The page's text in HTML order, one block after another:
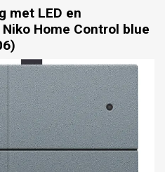
met LED en
Home Control blue